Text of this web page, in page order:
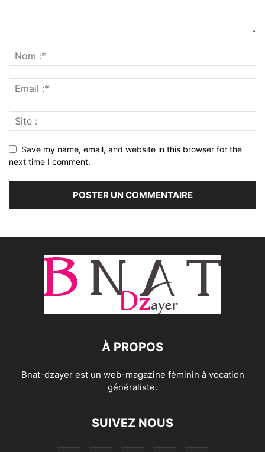
Save my name, email, and website in this browser for the
next time I comment.
À PROPOS
Bnat-dzayer est un web-magazine féminin à vocation
généraliste.
SUIVEZ NOUS